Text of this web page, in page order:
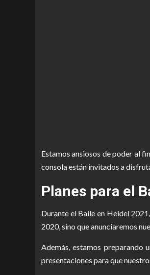
Estamos ansiosos de poder al
consola están invitados a
Planes para el
Durante el Baile en Heidel
2020, sino que anunciaremos
Además, estamos preparando
presentaciones para que